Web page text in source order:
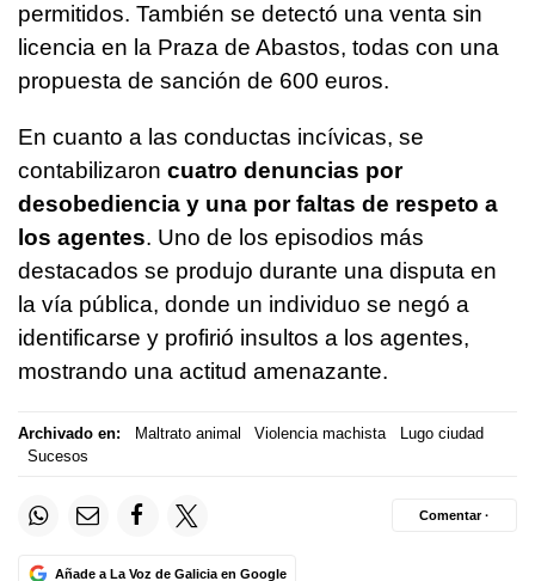
permitidos. También se detectó una venta sin
licencia en la Praza de Abastos, todas con una
propuesta de sanción de 600 euros.
En cuanto a las conductas incívicas, se
contabilizaron cuatro denuncias por
desobediencia y una por faltas de respeto a
los agentes. Uno de los episodios más
destacados se produjo durante una disputa en
la vía pública, donde un individuo se negó a
identificarse y profirió insultos a los agentes,
mostrando una actitud amenazante.
Archivado en: Maltrato animal Violencia machista
Lugo ciudad
Sucesos
Añade a La Voz de Galicia en Google
Comentar ·